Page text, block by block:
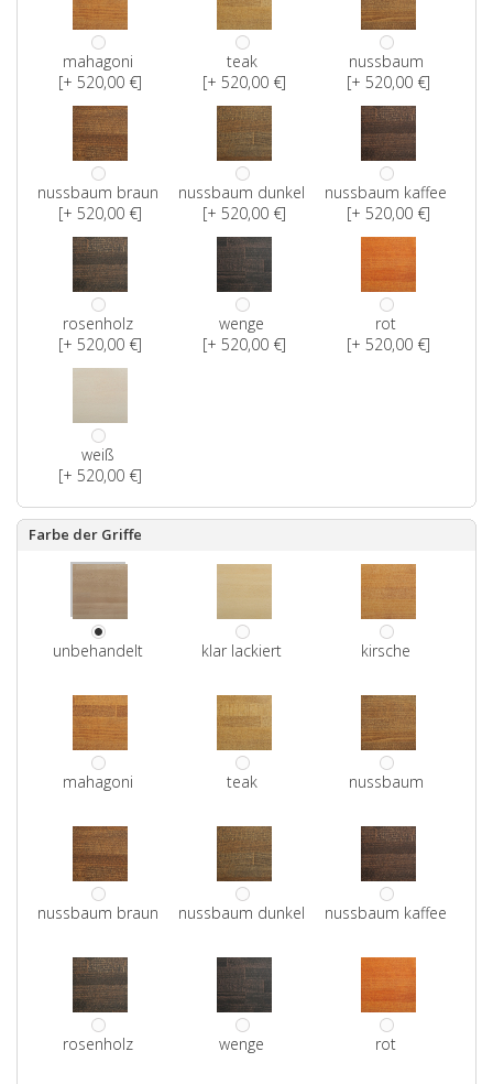
mahagoni
[+ 520,00 €]
teak
[+ 520,00 €]
nussbaum
[+ 520,00 €]
nussbaum braun
[+ 520,00 €]
nussbaum dunkel
[+ 520,00 €]
nussbaum kaffee
[+ 520,00 €]
rosenholz
[+ 520,00 €]
wenge
[+ 520,00 €]
rot
[+ 520,00 €]
weiß
[+ 520,00 €]
Farbe der Griffe
unbehandelt klar lackiert kirsche
mahagoni teak nussbaum
nussbaum braun nussbaum dunkel nussbaum kaffee
rosenholz wenge rot